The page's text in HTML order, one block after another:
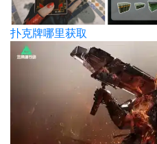
扑克牌哪里获取